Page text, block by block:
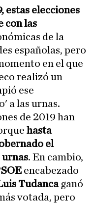
estas elecciones
con las
de la
españolas, pero
en el que
realizó un
ese
a las urnas.
de 2019 han
hasta
el
urnas. En cambio,
encabezado
Tudanca ganó
votada, pero